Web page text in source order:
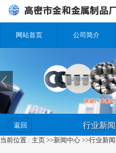
网站首页 公司简介
返回 行业新闻
当前位置 : 主页 >>新闻中心 >>行业新闻